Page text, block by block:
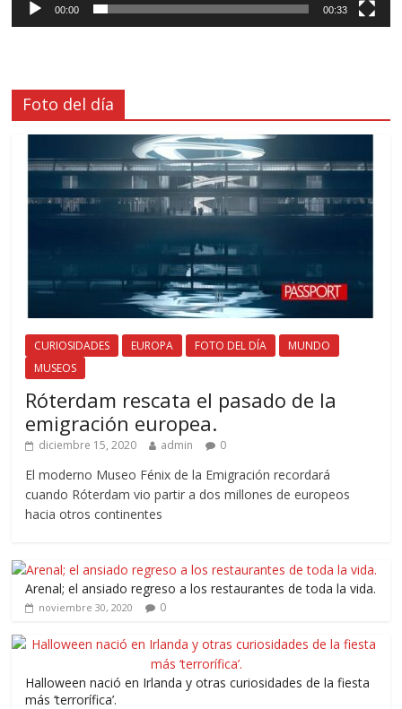
00:00 00:33
Foto del día
CURIOSIDADES EUROPA FOTO DEL DÍA
MUNDO
MUSEOS
Róterdam rescata el pasado de la
emigración europea.
diciembre 15, 2020 admin 0
El moderno Museo Fénix de la Emigración recordará
cuando Róterdam vio partir a dos millones de europeos
hacia otros continentes
Arenal; el ansiado regreso a los restaurantes de toda la vida.
noviembre 30, 2020 0
Halloween nació en Irlanda y otras curiosidades de la fiesta
más ‘terrorífica’.